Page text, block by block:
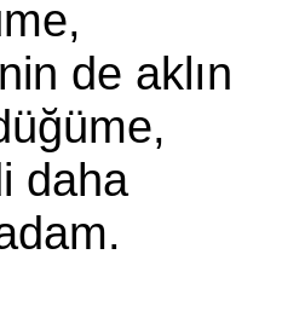
de aklın
daha